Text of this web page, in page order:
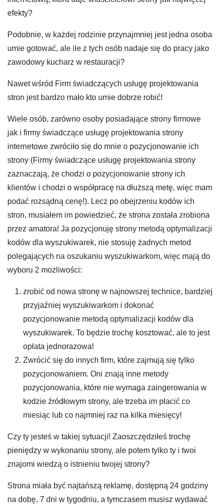
efekty?
Podobnie, w każdej rodzinie przynajmniej jest jedna osoba
umie gotować, ale ile z tych osób nadaje się do pracy jako
zawodowy kucharz w restauracji?
Nawet wśród Firm świadczących usługę projektowania
stron jest bardzo mało kto umie dobrze robić!
Wiele osób, zarówno osoby posiadające strony firmowe
jak i firmy świadczące usługę projektowania strony
internetowe zwróciło się do mnie o pozycjonowanie ich
strony (Firmy świadczące usługę projektowania strony
zaznaczają, że chodzi o pozycjonowanie strony ich
klientów i chodzi o współpracę na dłuższą metę, więc mam
podać rozsądną cenę!). Lecz po obejrzeniu kodów ich
stron, musiałem im powiedzieć, że strona została zrobiona
przez amatora! Ja pozycjonuję strony metodą optymalizacji
kodów dla wyszukiwarek, nie stosuję żadnych metod
polegających na oszukaniu wyszukiwarkom, więc mają do
wyboru 2 możliwości:
zrobić od nowa stronę w najnowszej technice, bardziej
przyjaźniej wyszukiwarkom i dokonać
pozycjonowanie metodą optymalizacji kodów dla
wyszukiwarek. To będzie trochę kosztować, ale to jest
opłata jednorazowa!
Zwrócić się do innych firm, które zajmują się tylko
pozycjonowaniem. Oni znają inne metody
pozycjonowania, które nie wymaga zaingerowania w
kodzie źródłowym strony, ale trzeba im płacić co
miesiąc lub co najmniej raz na kilka miesięcy!
Czy ty jesteś w takiej sytuacji! Zaoszczędziłeś trochę
pieniędzy w wykonaniu strony, ale potem tylko ty i twoi
znajomi wiedzą o istnieniu twojej strony?
Strona miała być najtańszą reklamę, dostępną 24 godziny
na dobę, 7 dni w tygodniu, a tymczasem musisz wydawać